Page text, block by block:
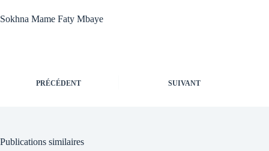
Sokhna Mame Faty Mbaye
PRÉCÉDENT SUIVANT
Publications similaires